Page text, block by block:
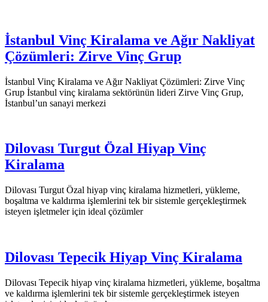
İstanbul Vinç Kiralama ve Ağır Nakliyat
Çözümleri: Zirve Vinç Grup
İstanbul Vinç Kiralama ve Ağır Nakliyat Çözümleri: Zirve Vinç
Grup İstanbul vinç kiralama sektörünün lideri Zirve Vinç Grup,
İstanbul’un sanayi merkezi
Dilovası Turgut Özal Hiyap Vinç
Kiralama
Dilovası Turgut Özal hiyap vinç kiralama hizmetleri, yükleme,
boşaltma ve kaldırma işlemlerini tek bir sistemle gerçekleştirmek
isteyen işletmeler için ideal çözümler
Dilovası Tepecik Hiyap Vinç Kiralama
Dilovası Tepecik hiyap vinç kiralama hizmetleri, yükleme, boşaltma
ve kaldırma işlemlerini tek bir sistemle gerçekleştirmek isteyen